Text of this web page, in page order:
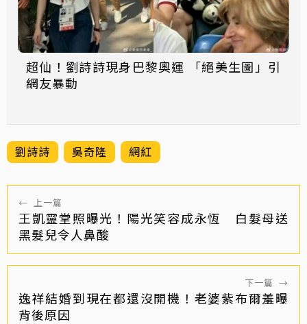
超仙！劉詩詩現身巴黎奧運 「絕美生圖」引
網友暴動
劉詩詩 吳奇隆 網紅
← 上一篇
王凱靈堂照曝光！陽光笑容成永恆 白髮母送
黑髮兒令人鼻酸
下一篇 →
逸祥結婚到現在都還沒開機！老婆紫布爾羞曝
背後原因